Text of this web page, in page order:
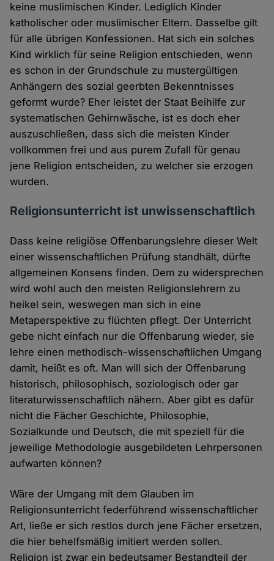
keine muslimischen Kinder. Lediglich Kinder
katholischer oder muslimischer Eltern. Dasselbe gilt
für alle übrigen Konfessionen. Hat sich ein solches
Kind wirklich für seine Religion entschieden, wenn
es schon in der Grundschule zu mustergültigen
Anhängern des sozial geerbten Bekenntnisses
geformt wurde? Eher leistet der Staat Beihilfe zur
systematischen Gehirnwäsche, ist es doch eher
auszuschließen, dass sich die meisten Kinder
vollkommen frei und aus purem Zufall für genau
jene Religion entscheiden, zu welcher sie erzogen
wurden.
Religionsunterricht ist unwissenschaftlich
Dass keine religiöse Offenbarungslehre dieser Welt
einer wissenschaftlichen Prüfung standhält, dürfte
allgemeinen Konsens finden. Dem zu widersprechen
wird wohl auch den meisten Religionslehrern zu
heikel sein, weswegen man sich in eine
Metaperspektive zu flüchten pflegt. Der Unterricht
gebe nicht einfach nur die Offenbarung wieder, sie
lehre einen methodisch-wissenschaftlichen Umgang
damit, heißt es oft. Man will sich der Offenbarung
historisch, philosophisch, soziologisch oder gar
literaturwissenschaftlich nähern. Aber gibt es dafür
nicht die Fächer Geschichte, Philosophie,
Sozialkunde und Deutsch, die mit speziell für die
jeweilige Methodologie ausgebildeten Lehrpersonen
aufwarten können?
Wäre der Umgang mit dem Glauben im
Religionsunterricht federführend wissenschaftlicher
Art, ließe er sich restlos durch jene Fächer ersetzen,
die hier behelfsmäßig imitiert werden sollen.
Religion ist zwar ein bedeutsamer Bestandteil der